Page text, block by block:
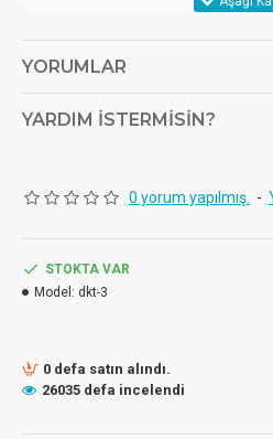
YORUMLAR
YARDIM İSTERMISIN?
0 yorum yapılmış. -
STOKTA VAR
Model: dkt-3
0 defa satın alındı.
26035 defa incelendi